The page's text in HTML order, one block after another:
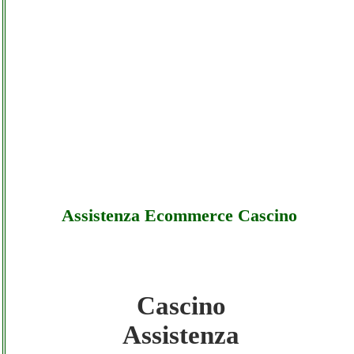
Assistenza Ecommerce Cascino
Cascino - Assistenza Ecommerce
Cascino - Sottocosto
Cascino
Assistenza